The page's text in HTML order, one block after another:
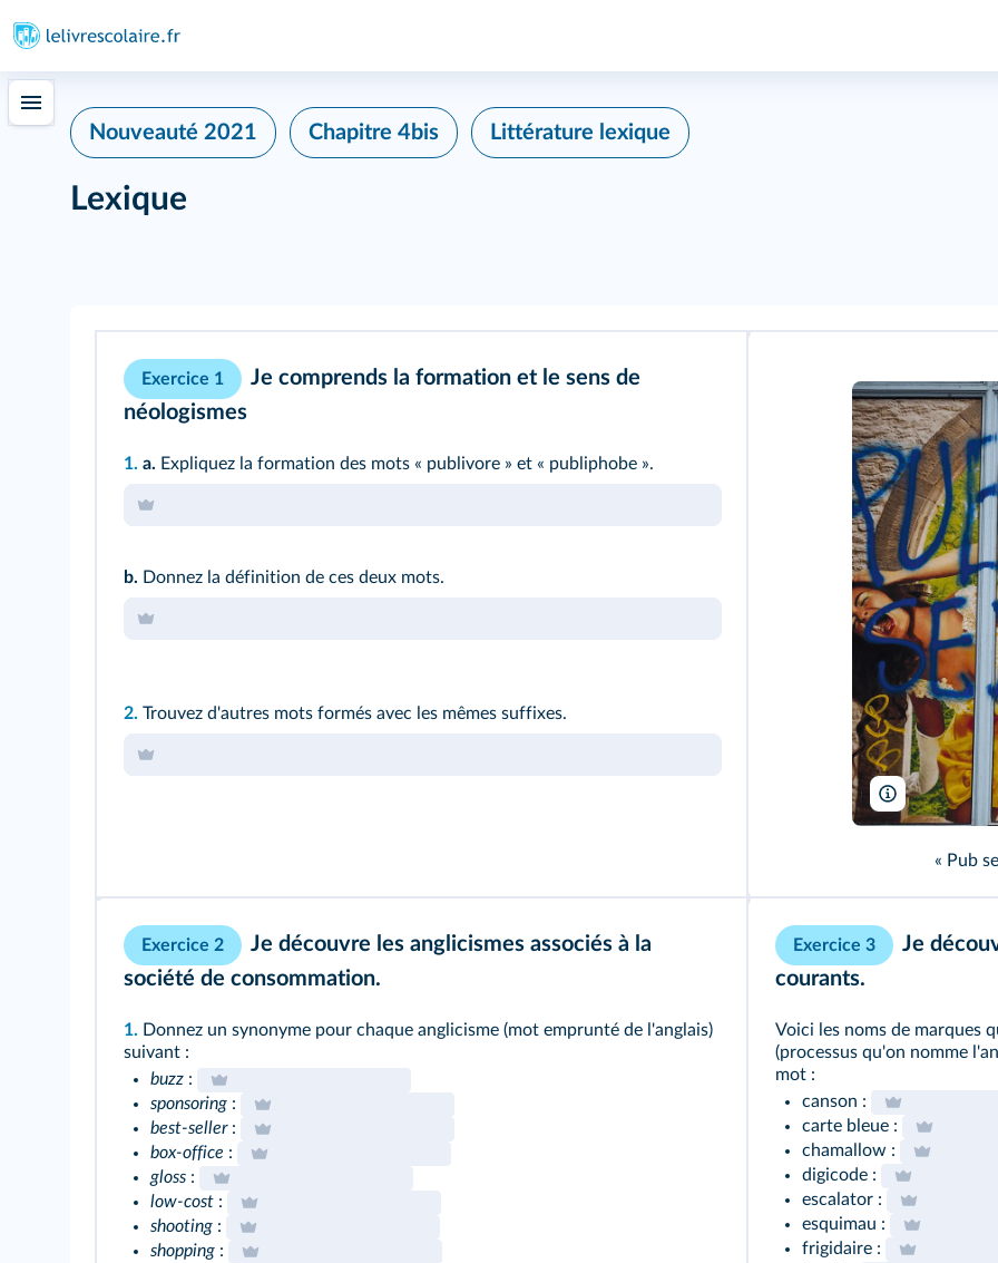
Nouveauté 2021 Chapitre 4bis Littérature lexique
Lexique
Exercice 1
Je comprends la formation et le sens de
néologismes
1. a. Expliquez la formation des mots « publivore » et « publiphobe ».
b. Donnez la définition de ces deux mots.
2. Trouvez d'autres mots formés avec les mêmes suffixes.
Serge
« Pub
Exercice 2
Je découvre les anglicismes associés à la
société de consommation.
1. Donnez un synonyme pour chaque anglicisme (mot emprunté de l'anglais)
suivant :
buzz :
sponsoring :
best-seller:
box-office :
gloss :
low-cost :
shooting :
shopping :
Exercice 3
Je
courants.
Voici les noms de marques
(processus qu'on nomme
mot :
canson :
carte bleue :
chamallow :
digicode :
escalator :
esquimau :
frigidaire :